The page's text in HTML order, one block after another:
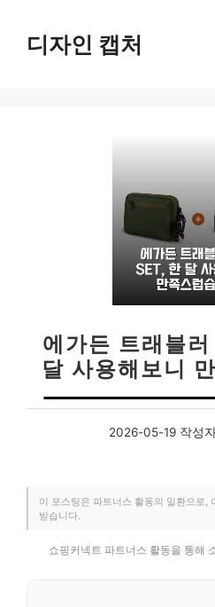
디자인 캡처
에가든 트래블
달 사용해보니
2026-05-19 작성
이 포스팅은 파트너스 활동의 일환으로,
받습니다.
쇼핑커넥트 파트너스 활동을 통해